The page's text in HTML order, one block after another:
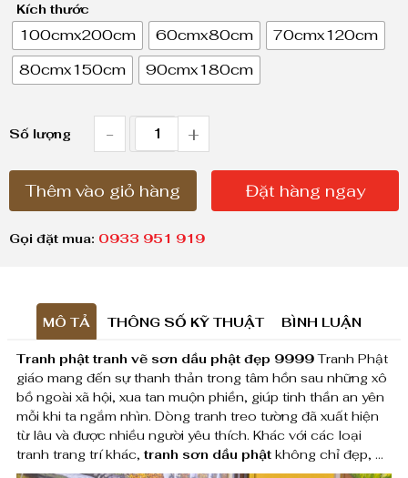
ả
n
:
t
8
0
,
0
0
Kích thước
100cmx200cm 60cmx80cm
70cmx120cm
80cmx150cm
90cmx180cm
Số lượng -
T
a
n
h
ậ
t
t
r
+
Thêm vào giỏ hàng Đặt hàng ngay
Gọi đặt mua: 0933 951 919
MÔ TẢ THÔNG SỐ KỸ THUẬT BÌNH LUẬN
Tranh phật tranh vẽ sơn dầu phật đẹp 9999Tranh Phật
giáo mang đến sự thanh thản trong tâm hồn sau những xô
bồ ngoài xã hội, xua tan muộn phiền, giúp tinh thần an yên
mỗi khi ta ngắm nhìn. Dòng tranh treo tường đã xuất hiện
từ lâu và được nhiều người yêu thích. Khác với các loại
tranh trang trí khác, tranh sơn dầu phật không chỉ đẹp, …